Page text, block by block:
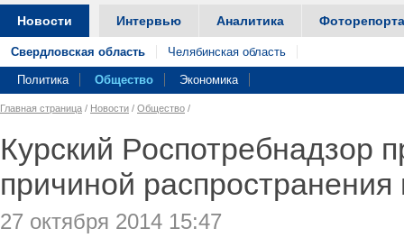
Новости Интервью Аналитика
Свердловская область Челябинская область
Политика Общество Экономика
Главная страница / Новости / Общество /
Курский Роспотребнадзор
причиной
27 октября 2014 15:47